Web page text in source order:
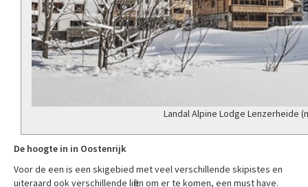
Landal Alpine Lodge Lenzerheide
De hoogte in in Oostenrijk
Voor de een is een skigebied met veel verschillende skipistes en
uiteraard ook verschillende liften om er te komen, een must have.